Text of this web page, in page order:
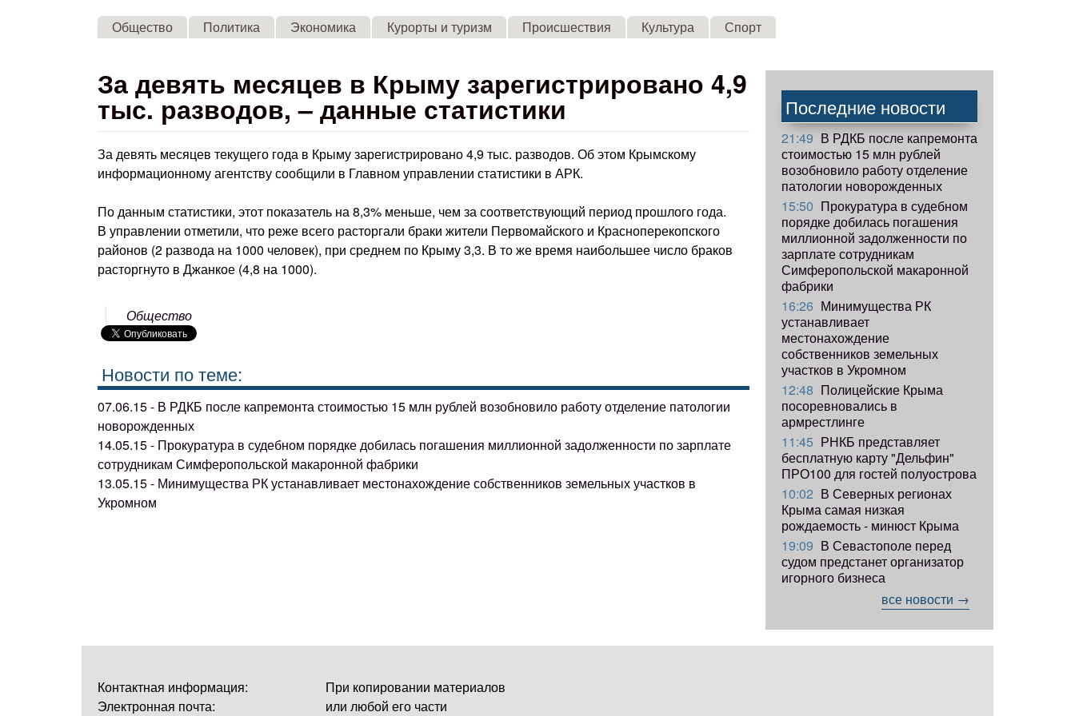
Skip to main content
Общество Политика Экономика Курорты и туризм Происшествия Культура Спорт
За девять месяцев в Крыму зарегистрировано 4,9
тыс. разводов, – данные статистики
За девять месяцев текущего года в Крыму зарегистрировано 4,9 тыс. разводов. Об этом Крымскому
информационному агентству сообщили в Главном управлении статистики в АРК.
По данным статистики, этот показатель на 8,3% меньше, чем за соответствующий период прошлого года.
В управлении отметили, что реже всего расторгали браки жители Первомайского и Красноперекопского
районов (2 развода на 1000 человек), при среднем по Крыму 3,3. В то же время наибольшее число браков
расторгнуто в Джанкое (4,8 на 1000).
Общество
Новости по теме:
07.06.15 - В РДКБ после капремонта стоимостью 15 млн рублей возобновило работу отделение патологии
новорожденных
14.05.15 - Прокуратура в судебном порядке добилась погашения миллионной задолженности по зарплате
сотрудникам Симферопольской макаронной фабрики
13.05.15 - Минимущества РК устанавливает местонахождение собственников земельных участков в
Укромном
Последние новости
21:49 В РДКБ после капремонта
стоимостью 15 млн рублей
возобновило работу отделение
патологии новорожденных
15:50 Прокуратура в судебном
порядке добилась погашения
миллионной задолженности по
зарплате сотрудникам
Симферопольской макаронной
фабрики
16:26 Минимущества РК
устанавливает
местонахождение
собственников земельных
участков в Укромном
12:48 Полицейские Крыма
посоревновались в
армрестлинге
11:45 РНКБ представляет
бесплатную карту "Дельфин"
ПРО100 для гостей полуострова
10:02 В Северных регионах
Крыма самая низкая
рождаемость - минюст Крыма
19:09 В Севастополе перед
судом предстанет организатор
игорного бизнеса
все новости →
Контактная информация:
Электронная почта:
При копировании материалов
или любой его части